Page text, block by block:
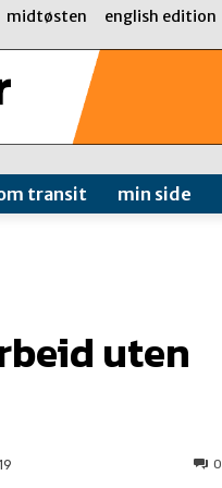
midtøsten english edition
transit min side
uten
0